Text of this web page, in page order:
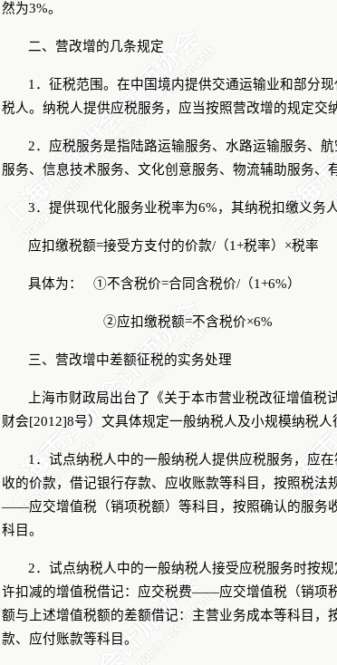
然为3%。
二、营改增的几条规定
1 ．征税范围。在中国境内提供交通运输业和部分
税人。纳税人提供应税服务，应当按照营改增的规定交
2．应税服务是指陆路运输服务、水路运输服务、
服务、信息技术服务、文化创意服务、物流辅助服务、
3．提供现代化服务业税率为6%，其纳税扣缴义务
应扣缴税额=接受方支付的价款/ （1+税率）×税率
具体为： ①不含税价=合同含税价/ （1+6%）
②应扣缴税额=不含税价×6%
三、营改增中差额征税的实务处理
上海市财政局出台了《关于本市营业税改征增值
财会[2012]8号）文具体规定一般纳税人及小规模纳税人
1 ．试点纳税人中的一般纳税人提供应税服务，应
收的价款，借记银行存款、应收账款等科目，按照税法
——应交增值税（销项税额）等科目，按照确认的服务
科目。
2．试点纳税人中的一般纳税人接受应税服务时按
许扣减的增值税借记：应交税费——应交增值税（销项
额与上述增值税额的差额借记：主营业务成本等科目，
款、应付账款等科目。